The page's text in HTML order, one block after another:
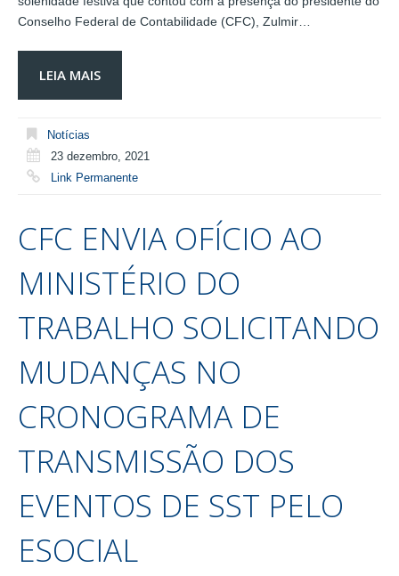
Conselho Federal de Contabilidade (CFC), Zulmir…
LEIA MAIS
Notícias
23 dezembro, 2021
Link Permanente
CFC ENVIA OFÍCIO AO
MINISTÉRIO DO
TRABALHO SOLICITANDO
MUDANÇAS NO
CRONOGRAMA DE
TRANSMISSÃO DOS
EVENTOS DE SST PELO
ESOCIAL